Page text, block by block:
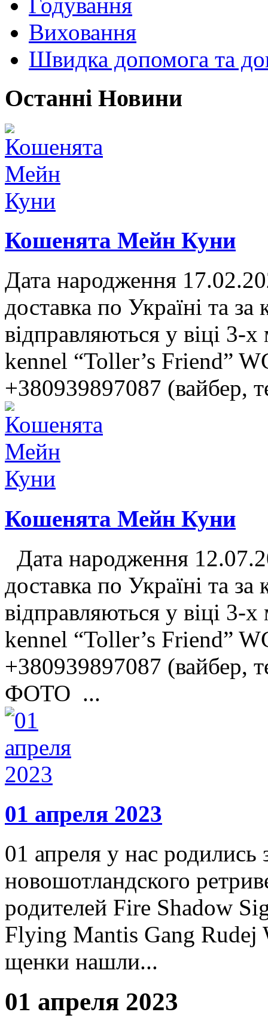
Годування
Виховання
Швидка допомога та
Останні Новини
Кошенята Мейн Куни
Дата народження
доставка по Україні та
відправляються у віці 3-
kennel “Toller’s Friend”
+380939897087 (вайбер,
Кошенята Мейн Куни
Дата народження
доставка по Україні та
відправляються у віці 3-
kennel “Toller’s Friend”
+380939897087 (вайбер,
ФОТО ...
01 апреля 2023
01 апреля у нас
новошотландского
родителей Fire Shadow
Flying Mantis Gang
щенки нашли...
01 апреля 2023